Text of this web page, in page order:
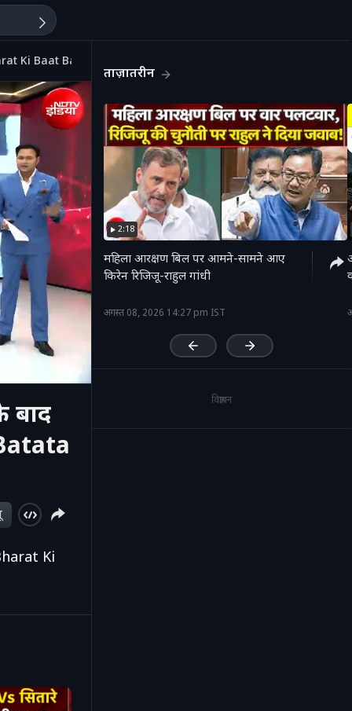
Ki Baat Batata Hoon
बाद
Ki
ताज़ातरीन
2:18
महिला आरक्षण बिल पर आमने-सामने आए
किरेन रिजिजू-राहुल गांधी
अगस्त 08, 2026 14:27 pm IST
विज्ञापन